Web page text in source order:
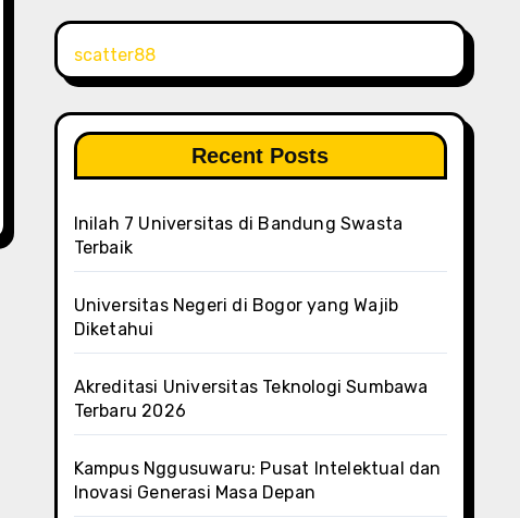
scatter88
Recent Posts
Inilah 7 Universitas di Bandung Swasta
Terbaik
Universitas Negeri di Bogor yang Wajib
Diketahui
Akreditasi Universitas Teknologi Sumbawa
Terbaru 2026
Kampus Nggusuwaru: Pusat Intelektual dan
Inovasi Generasi Masa Depan